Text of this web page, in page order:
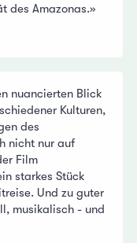
des Amazonas.»
nuancierten Blick
Kulturen,
des
nicht nur auf
Film
starkes Stück
Und zu guter
musikalisch - und